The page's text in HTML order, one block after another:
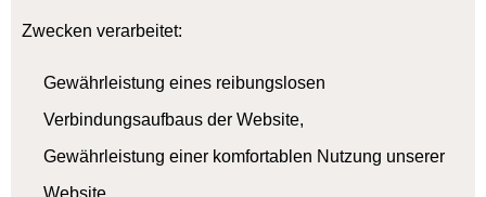
Zwecken verarbeitet:
Gewährleistung eines reibungslosen
Verbindungsaufbaus der Website,
Gewährleistung einer komfortablen Nutzung unserer
Website,